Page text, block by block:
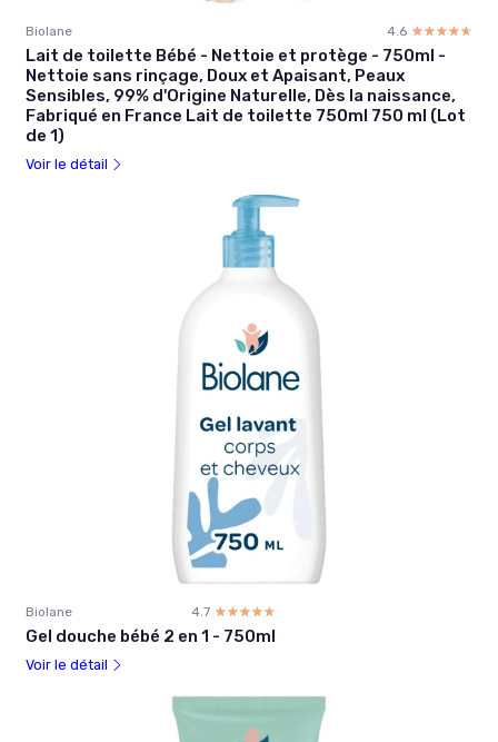
Biolane 4.6 ☆☆☆☆☆
★★★★★
Lait de toilette Bébé - Nettoie et protège - 750ml -
Nettoie sans rinçage, Doux et Apaisant, Peaux
Sensibles, 99% d'Origine Naturelle, Dès la naissance,
Fabriqué en France Lait de toilette 750ml 750 ml (Lot
de 1)
Voir le détail
Biolane 4.7 ☆☆☆☆☆
★★★★★
Gel douche bébé 2 en 1 - 750ml
Voir le détail